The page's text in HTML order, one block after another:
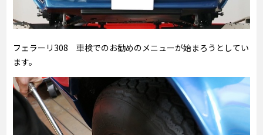
フェラーリ308 車検でのお勧めのメニューが始まろうとしてい
ます。